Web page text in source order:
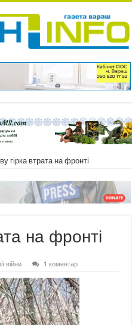
гірка втрата на фронті
на фронті
війни 1 коментар